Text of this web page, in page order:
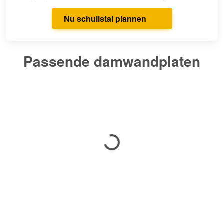
Nu schuilstal plannen
Passende damwandplaten